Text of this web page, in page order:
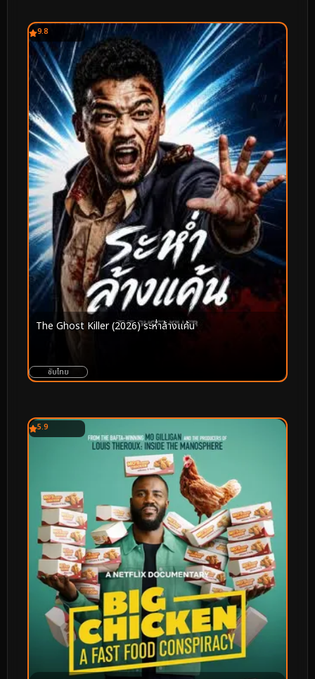
9.8
The Ghost Killer (2026) ระห่ำล้างแค้น
ซับไทย
5.9